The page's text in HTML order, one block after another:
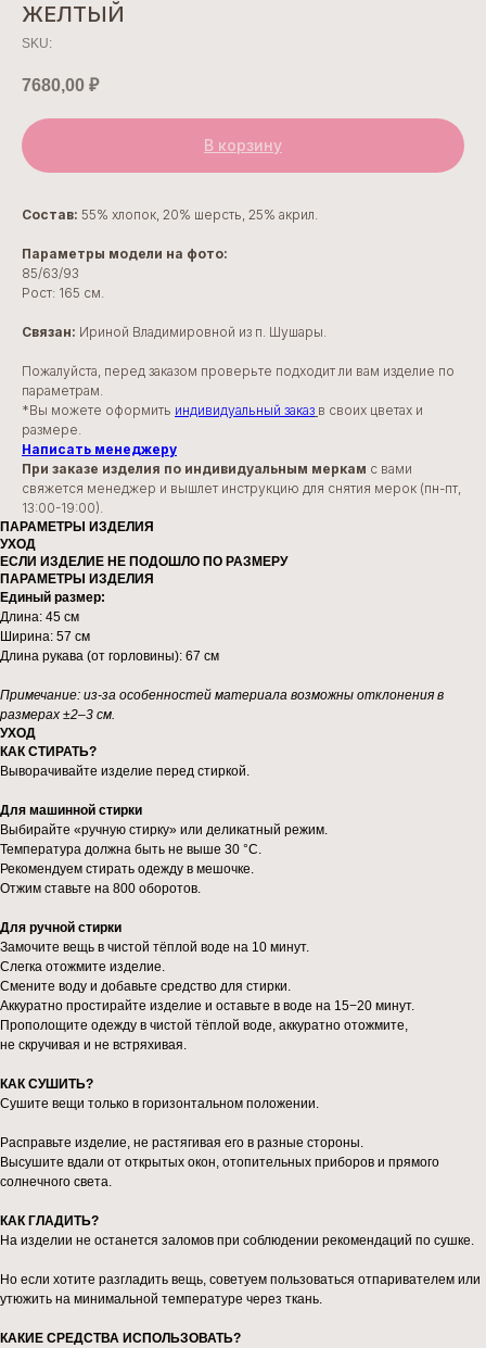
ЖЕЛТЫЙ
SKU:
7680,00 ₽
В корзину
Состав: 55% хлопок, 20% шерсть, 25% акрил.
Параметры модели на фото:
85/63/93
Рост: 165 см.
Связан: Ириной Владимировной из п. Шушары.
Пожалуйста, перед заказом проверьте подходит ли вам изделие по
параметрам.
*Вы можете оформить индивидуальный заказ в своих цветах и
размере.
Написать менеджеру
При заказе изделия по индивидуальным меркам с вами
свяжется менеджер и вышлет инструкцию для снятия мерок (пн-пт,
13:00-19:00).
ПАРАМЕТРЫ ИЗДЕЛИЯ
УХОД
ЕСЛИ ИЗДЕЛИЕ НЕ ПОДОШЛО ПО РАЗМЕРУ
ПАРАМЕТРЫ ИЗДЕЛИЯ
Единый размер:
Длина: 45 см
Ширина: 57 см
Длина рукава (от горловины): 67 см
Примечание: из-за особенностей материала возможны отклонения в
размерах ±2–3 см.
УХОД
КАК СТИРАТЬ?
Выворачивайте изделие перед стиркой.
Для машинной стирки
Выбирайте «ручную стирку» или деликатный режим.
Температура должна быть не выше 30 °C.
Рекомендуем стирать одежду в мешочке.
Отжим ставьте на 800 оборотов.
Для ручной стирки
Замочите вещь в чистой тёплой воде на 10 минут.
Слегка отожмите изделие.
Смените воду и добавьте средство для стирки.
Аккуратно простирайте изделие и оставьте в воде на 15−20 минут.
Прополощите одежду в чистой тёплой воде, аккуратно отожмите,
не скручивая и не встряхивая.
КАК СУШИТЬ?
Сушите вещи только в горизонтальном положении.
Расправьте изделие, не растягивая его в разные стороны.
Высушите вдали от открытых окон, отопительных приборов и прямого
солнечного света.
КАК ГЛАДИТЬ?
На изделии не останется заломов при соблюдении рекомендаций по сушке.
Но если хотите разгладить вещь, советуем пользоваться отпаривателем или
утюжить на минимальной температуре через ткань.
КАКИЕ СРЕДСТВА ИСПОЛЬЗОВАТЬ?